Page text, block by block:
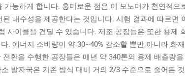
가능하게 합니다. 흥미로운 점은 이 모노머가 천연적으
내수성을 제공한다는 것입니다. 시험 결과에 따르면
사이클을 견딜 수 있습니다. 제조 공장들은 또한 용제
. 에너지 소비량이 약 30~40% 감소할 뿐만 아니라 화
환을 수행한 공장들은 매년 약 340톤의 용제 배출량
발자국은 기존 방식 대비 거의 2/3 수준으로 줄어든